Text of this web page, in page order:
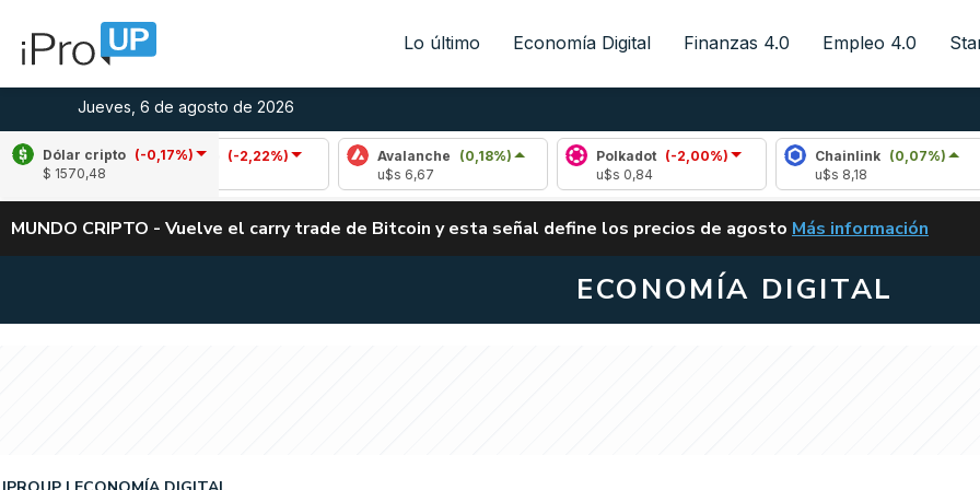
Lo último Economía Digital Finanzas 4.0 Empleo 4.0
Jueves, 6 de agosto de 2026
Dólar cripto (-0,17%)
$ 1570,48
Cardano
(-2,22%)
u$s 0,19
Avalanche (0,18%)
Polkadot
(-2,00%)
Chainlink
(0,07%)
ALERTA
MUNDO CRIPTO - Vuelve el carry trade de Bitcoin y esta señal define los precios de agosto VUELVE EL CARRY
Más información
ECONOMÍA DIGITAL